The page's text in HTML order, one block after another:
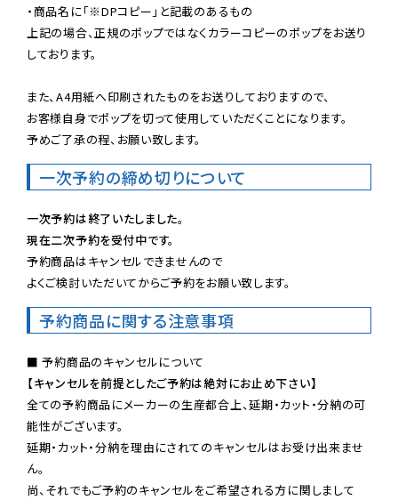
・商品名に「※DPコピー」と記載のあるもの
上記の場合、正規のポップではなくカラーコピーのポップをお送り
しております。
また、A4用紙へ印刷されたものをお送りしておりますので、
お客様自身でポップを切って使用していただくことになります。
予めご了承の程、お願い致します。
一次予約の締め切りについて
一次予約は終了いたしました。
現在二次予約を受付中です。
予約商品はキャンセルできませんので
よくご検討いただいてからご予約をお願い致します。
予約商品に関する注意事項
【キャンセルを前提としたご予約は絶対にお止め下さい】
全ての予約商品にメーカーの生産都合上、延期・カット・分納の可
能性がございます。
延期・カット・分納を理由にされてのキャンセルはお受け出来ませ
ん。
尚、それでもご予約のキャンセルをご希望される方に関しまして